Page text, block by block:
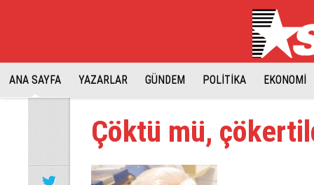
ANA SAYFA YAZARLAR GÜNDEM POLİTİKA EKONOMİ
Çöktü mü,